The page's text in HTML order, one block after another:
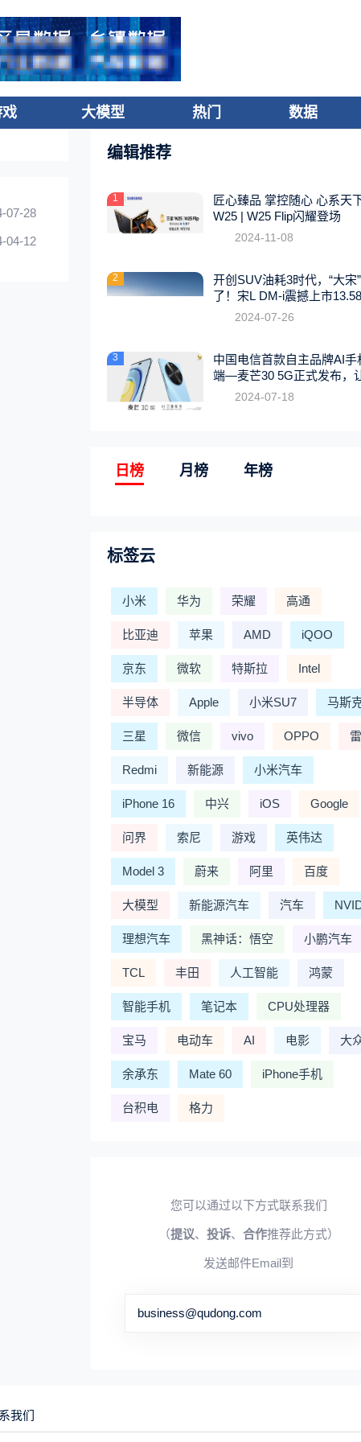
大模型 热门 数据
07-28
04-12
编辑推荐
1
匠心臻品 掌控随心 心系天
W25 | W25 Flip闪耀登场
2024-11-08
2
开创SUV油耗3时代，“大宋
了！宋L DM-i震撼上市
2024-07-26
3
中国电信首款自主品牌AI手
端—麦芒30 5G正式发布，
触手可及
2024-07-18
日榜 月榜 年榜
标签云
小米 华为 荣耀 高通
比亚迪 苹果 AMD iQOO
京东 微软 特斯拉 Intel
半导体 Apple 小米SU7 马斯
三星 微信 vivo OPPO
Redmi 新能源 小米汽车
iPhone 16 中兴 iOS Google
问界 索尼 游戏 英伟达
Model 3 蔚来 阿里 百度
大模型 新能源汽车 汽车
理想汽车 黑神话：悟空 小鹏汽车
TCL 丰田 人工智能 鸿蒙
智能手机 笔记本 CPU处理器
宝马 电动车 AI 电影 大
余承东 Mate 60 iPhone手机
台积电 格力
您可以通过以下方式联系我们
（提议、 投诉、 合作推荐此方式）
发送邮件Email到
business@qudong.com
我们